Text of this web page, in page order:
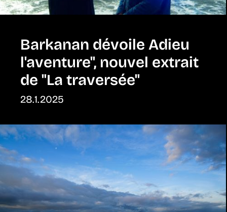
Barkanan dévoile Adieu
l'aventure", nouvel extrait
de "La traversée"
28.1.2025